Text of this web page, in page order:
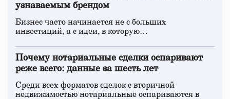
узнаваемым брендом
Бизнес часто начинается не с больших
инвестиций, а с идеи, в которую…
Почему нотариальные сделки оспаривают
реже всего: данные за шесть лет
Среди всех форматов сделок с вторичной
недвижимостью нотариальные оспариваются в